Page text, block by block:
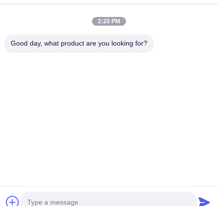
Nous contacter
Adresse: Rue Xingfu, district de Licheng, ville de Jinan,
Copyright © 2024-2026
. Tous
2:20 PM
Good day, what product are you looking for?